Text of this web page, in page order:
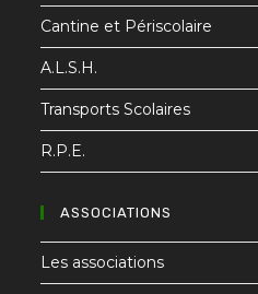
Cantine et Périscolaire
A.L.S.H.
Transports Scolaires
R.P.E.
ASSOCIATIONS
Les associations